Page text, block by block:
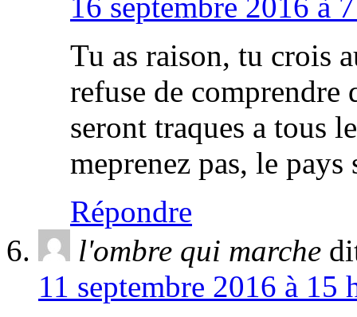
16 septembre 2016 à
Tu as raison, tu crois
refuse de comprendre
seront traques a tous
meprenez pas, le
Répondre
l'ombre qui marche
11 septembre 2016 à